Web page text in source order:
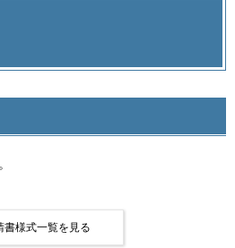
書様式一覧を見る